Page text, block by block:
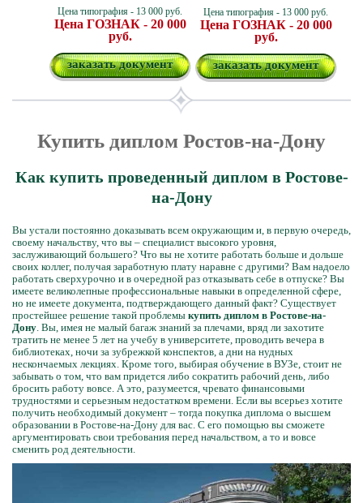
Цена типография - 13 000 руб.
Цена ГОЗНАК - 20 000
руб.
заказать документ
Цена типография - 13 000 руб.
Цена ГОЗНАК - 20 000
руб.
заказать документ
Купить диплом Ростов-на-Дону
Как купить проведенный диплом в Ростове-
на-Дону
Вы устали постоянно доказывать всем окружающим и, в первую очередь,
своему начальству, что вы – специалист высокого уровня,
заслуживающий большего? Что вы не хотите работать больше и дольше
своих коллег, получая заработную плату наравне с другими? Вам надоело
работать сверхурочно и в очередной раз отказывать себе в отпуске? Вы
имеете великолепные профессиональные навыки в определенной сфере,
но не имеете документа, подтверждающего данный факт? Существует
простейшее решение такой проблемы купить диплом в Ростове-на-
Дону. Вы, имея не малый багаж знаний за плечами, вряд ли захотите
тратить не менее 5 лет на учебу в университете, проводить вечера в
библиотеках, ночи за зубрежкой конспектов, а дни на нудных
нескончаемых лекциях. Кроме того, выбирая обучение в ВУЗе, стоит не
забывать о том, что вам придется либо сократить рабочий день, либо
бросить работу вовсе. А это, разумеется, чревато финансовыми
трудностями и серьезным недостатком времени. Если вы всерьез хотите
получить необходимый документ – тогда покупка диплома о высшем
образовании в Ростове-на-Дону для вас. С его помощью вы сможете
аргументировать свои требования перед начальством, а то и вовсе
сменить род деятельности.